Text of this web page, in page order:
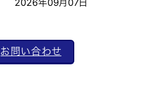
お問い合わせ